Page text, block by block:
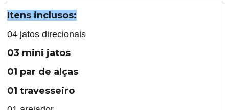
Itens inclusos:
04 jatos direcionais
03 mini jatos
01 par de alças
01 travesseiro